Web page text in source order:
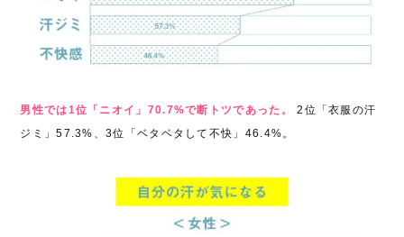
男性では1位「ニオイ」70.7%で断トツであった。
2位「衣服の汗
ジミ」57.3%、3位「ベタベタして不快」46.4%。